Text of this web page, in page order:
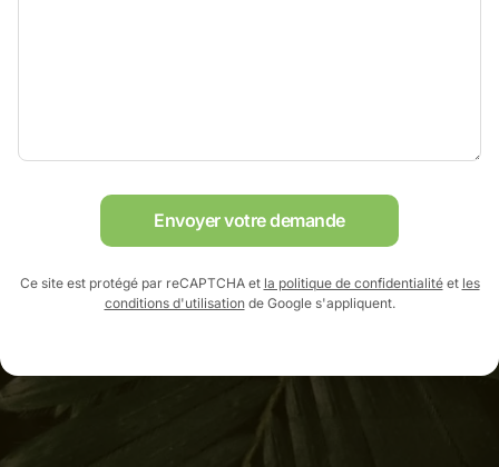
Envoyer votre demande
Ce site est protégé par reCAPTCHA et la politique de confidentialitéet les
conditions d'utilisationde Google s'appliquent.